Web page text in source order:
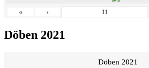
« ‹
Döben 2021
Döben 2021